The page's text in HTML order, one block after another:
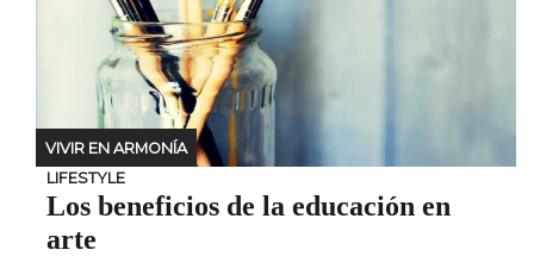
VIVIR EN ARMONÍA
LIFESTYLE
Los beneficios de la educación en
arte